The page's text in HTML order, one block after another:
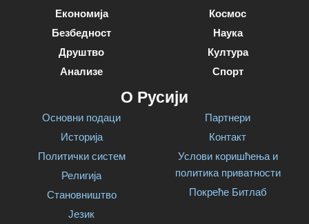
Економија
Безбедност
Друштво
Анализе
Космос
Наука
Култура
Спорт
О Русији
Основни подаци
Историја
Политички систем
Религија
Становништво
Језик
Партнери
Контакт
Услови коришћења и
политика приватности
Покреће Битлаб